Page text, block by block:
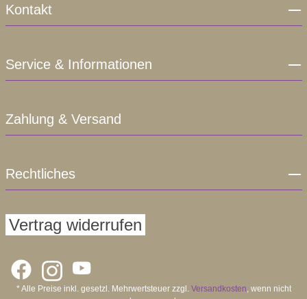
Kontakt
Service & Informationen
Zahlung & Versand
Rechtliches
Vertrag widerrufen
* Alle Preise inkl. gesetzl. Mehrwertsteuer zzgl. Versandkosten, wenn nicht